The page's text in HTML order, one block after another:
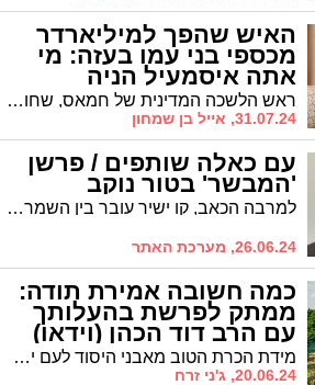
האיש שהפך למיליארדר
מכספי בני עמו בעזה: מי
אתה איסמעיל הניה
ראש הלשכה המדינית של חמאס, שחוסל בטהרן, חי חיי פאר ראוותנים מהכספים שנתרמו לבני עמו בעזה לאוכל, לתרופות, לחינוך, לילדים, לשיקום הרצועה. ככל שתושבי עזה היו יותר מסכנים, כך הוא יכול היה לגייס עבורם יותר ויותר מיליונים וכך להפריש לעצמו חלק נכבד שנכנס הישר לכיסו הפרטי ולכיסי הסובבים אותו בהנהגת החמאס.
31.07.24, אייל בן שמחון
עם כאלה שותפים / פרשן
'המבשר' בטור נוקב
למרבה הכאב, קו ישיר עובר בין השמרנים בעליון לשמרנים בקואליציה. בני גנץ בן ימינו הלא לא ייתן למספרים לבלבל לו את הפוזיציה. 3000 חרדים, 4000 חרדים, 8000 חרדים, המספר לא רלוונטי אלא התאריך – תאריך לקביעת מועד לקיום הבחירות. האם לשם מכוון יולי אדלשטיין?
26.06.24, מערכת האתר
כמה חשובה אמירת תודה:
ממתק לפרשת בהעלותך
עם הרב דוד הכהן (וידאו)
מידת הכרת הטוב מאבני היסוד לעם ישראל. רגילים אנו לחשוב שהתגמול בעד חסד שאדם מקבל מחברו, צריך להיות פרופורציונאלי לערך ולגודל החסד והטובה, משום שאי אפשר לדרוש שהתגמול יעלה על מידת הטובה. בתורתנו הקדושה, למדים אנו שכל העושה לחברו טובה ואף הקטנה ביותר, מחויב מקבל הטובה במשך כל ימי חייו בכבודו של מטיבו. הרב דוד הכהן שליט"א על פרשת השבוע המדברת על הכרת הטוב ואמירת תודה>>>
20.06.24, ג'ני זרח